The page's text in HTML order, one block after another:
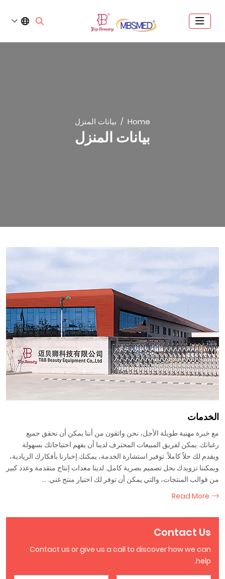
Home بيانات المنزل
بيانات المنزل
الخدمات
مع خبرة مهنية طويلة الأجل، نحن واثقون من أننا يمكن أن نحقق جميع
رغباتك. يمكن لفريق المبيعات المحترف لدينا أن يفهم احتياجاتك بسهولة
ويقدم لك حلاً كاملاً. توفير استشارة الخدمة، يمكنك إخبارنا بأفكارك الريادية،
ويمكننا تزويدك بحل تصميم بصرية كامل. لدينا معدات إنتاج متقدمة وعدد كبير
من قوالب المنتجات، والتي يمكن أن توفر لك اختيار منتج غني. ...
Read More
Contact Us
Contact us or give us a call to discover how we can
help.